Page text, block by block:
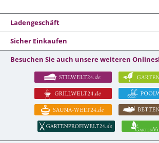
Ladengeschäft
Sicher Einkaufen
Besuchen Sie auch unsere weiteren